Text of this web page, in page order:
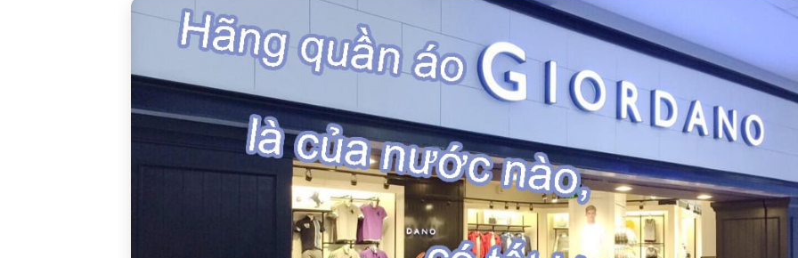
Thương hiệu Albatron của nước nào? Albatron […]